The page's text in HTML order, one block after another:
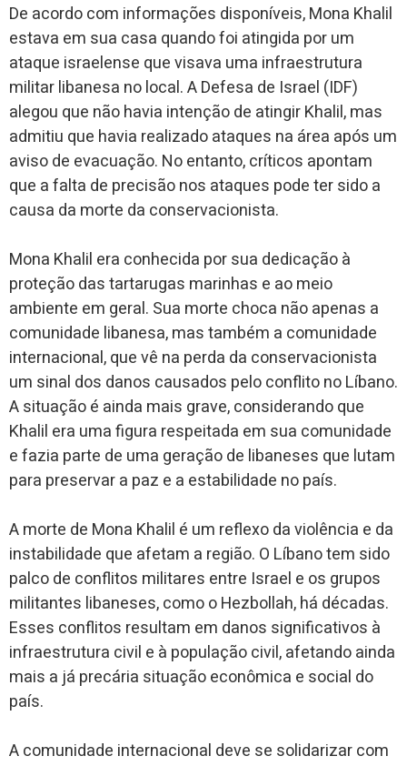
De acordo com informações disponíveis, Mona Khalil
estava em sua casa quando foi atingida por um
ataque israelense que visava uma infraestrutura
militar libanesa no local. A Defesa de Israel (IDF)
alegou que não havia intenção de atingir Khalil, mas
admitiu que havia realizado ataques na área após um
aviso de evacuação. No entanto, críticos apontam
que a falta de precisão nos ataques pode ter sido a
causa da morte da conservacionista.
Mona Khalil era conhecida por sua dedicação à
proteção das tartarugas marinhas e ao meio
ambiente em geral. Sua morte choca não apenas a
comunidade libanesa, mas também a comunidade
internacional, que vê na perda da conservacionista
um sinal dos danos causados pelo conflito no Líbano.
A situação é ainda mais grave, considerando que
Khalil era uma figura respeitada em sua comunidade
e fazia parte de uma geração de libaneses que lutam
para preservar a paz e a estabilidade no país.
A morte de Mona Khalil é um reflexo da violência e da
instabilidade que afetam a região. O Líbano tem sido
palco de conflitos militares entre Israel e os grupos
militantes libaneses, como o Hezbollah, há décadas.
Esses conflitos resultam em danos significativos à
infraestrutura civil e à população civil, afetando ainda
mais a já precária situação econômica e social do
país.
A comunidade internacional deve se solidarizar com